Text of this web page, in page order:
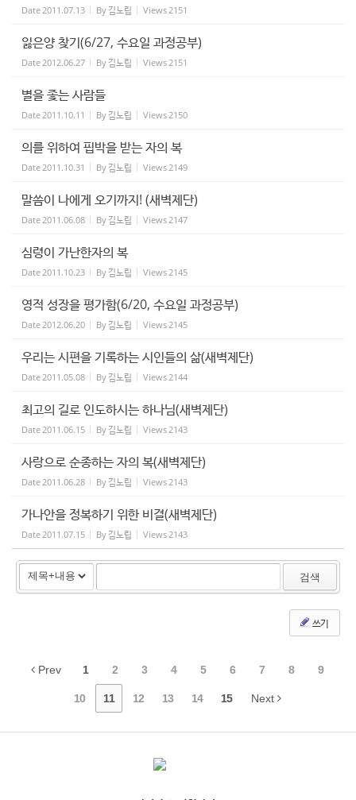
Date2011.07.13 By 김노립 Views2151
잃은양 찾기(6/27, 수요일 과정공부)
Date2012.06.27 By 김노립 Views2151
별을 좇는 사람들
Date2011.10.11 By 김노립 Views2150
의를 위하여 핍박을 받는 자의 복
Date2011.10.31 By 김노립 Views2149
말씀이 나에게 오기까지! (새벽제단)
Date2011.06.08 By 김노립 Views2147
심령이 가난한자의 복
Date2011.10.23 By 김노립 Views2145
영적 성장을 평가함(6/20, 수요일 과정공부)
Date2012.06.20 By 김노립 Views2145
우리는 시편을 기록하는 시인들의 삶(새벽제단)
Date2011.05.08 By 김노립 Views2144
최고의 길로 인도하시는 하나님(새벽제단)
Date2011.06.15 By 김노립 Views2143
사랑으로 순종하는 자의 복(새벽제단)
Date2011.06.28 By 김노립 Views2143
가나안을 정복하기 위한 비결(새벽제단)
Date2011.07.15 By 김노립 Views2143
검색
쓰기
Prev 1 2 3 4 5 6 7 8 9
10 11 12 13 14 15 Next